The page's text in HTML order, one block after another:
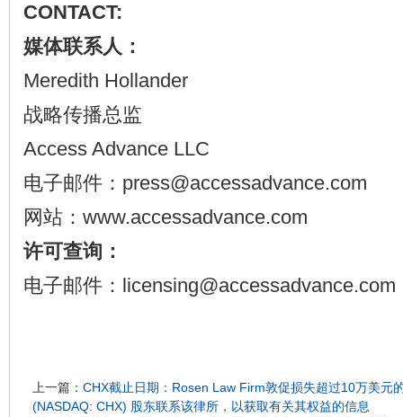
CONTACT:
媒体联系人：
Meredith Hollander
战略传播总监
Access Advance LLC
电子邮件：press@accessadvance.com
网站：www.accessadvance.com
许可查询：
电子邮件：licensing@accessadvance.com
上一篇： CHX截止日期：Rosen Law Firm敦促损失超过10万美元
(NASDAQ: CHX) 股东联系该律所，以获取有关其权益的信息